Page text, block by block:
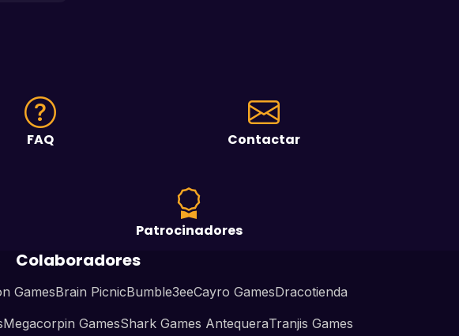
FAQ Contactar
Patrocinadores
Colaboradores
GamesBrain PicnicBumble3eeCayro GamesDracotienda
Megacorpin GamesShark Games AntequeraTranjis Games